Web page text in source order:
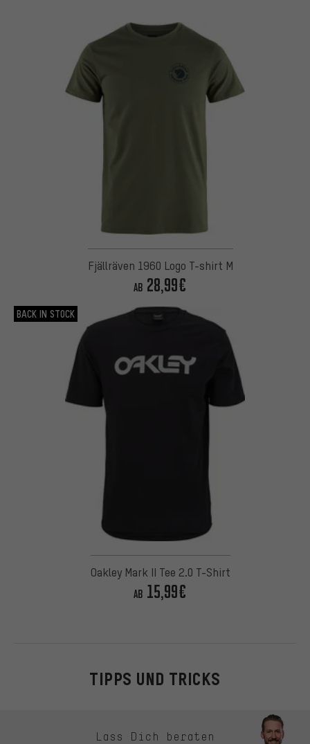
Fjällräven 1960 Logo T-shirt M
AB 28,99€
BACK IN STOCK
Oakley Mark II Tee 2.0 T-Shirt
AB 15,99€
TIPPS UND TRICKS
Lass Dich beraten